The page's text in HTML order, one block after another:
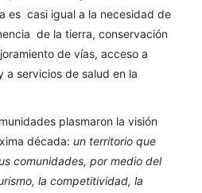
es casi igual a la necesidad de
de la tierra, conservación
de vías, acceso a
servicios de salud en la
plasmaron la visión
década: un territorio que
comunidades, por medio del
la competitividad, la